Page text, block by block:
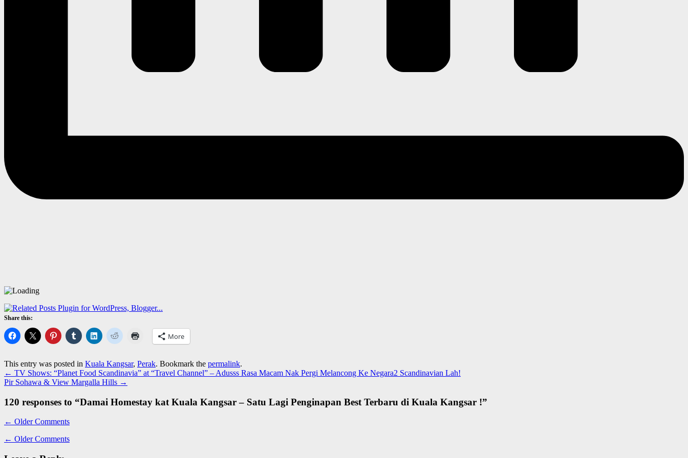
Share this:
More
This entry was posted in Kuala Kangsar, Perak. Bookmark the permalink.
← TV Shows: “Planet Food Scandinavia” at “Travel Channel” – Adusss Rasa Macam Nak Pergi Melancong Ke Negara2 Scandinavian Lah!
Pir Sohawa & View Margalla Hills →
120 responses to “Damai Homestay kat Kuala Kangsar – Satu Lagi Penginapan Best Terbaru di Kuala Kangsar !”
← Older Comments
← Older Comments